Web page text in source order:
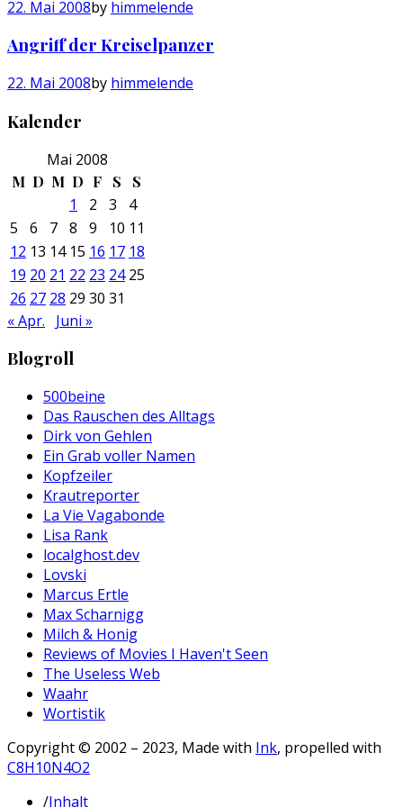
22. Mai 2008by himmelende
Angriff der Kreiselpanzer
22. Mai 2008by himmelende
Kalender
Mai 2008
M D M D F S S
1 2 3
4
5
6 7 8 9 10 11
12 13 14 15 16 17 18
19 20 21 22 23 24 25
26 27 28 29 30 31
« Apr.
Juni »
Blogroll
500beine
Das Rauschen des Alltags
Dirk von Gehlen
Ein Grab voller Namen
Kopfzeiler
Krautreporter
La Vie Vagabonde
Lisa Rank
localghost.dev
Lovski
Marcus Ertle
Max Scharnigg
Milch & Honig
Reviews of Movies I Haven't Seen
The Useless Web
Waahr
Wortistik
Copyright © 2002 – 2023, Made with Ink, propelled with
C8H10N4O2
/Inhalt